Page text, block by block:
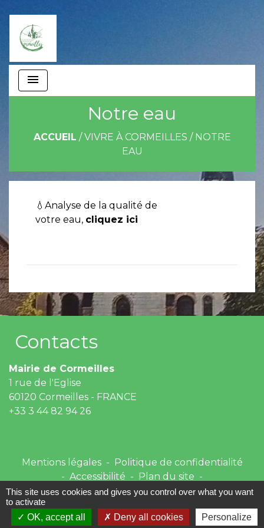
menu
Notre eau
ACCUEIL /VIVRE À CORMEILLES / NOTRE
EAU
💧Analyse de la qualité de
votre eau, cliquez ici
Contacts
Mairie de Cormeilles
1 rue de l'Eglise
60120 Cormeilles - FRANCE
+33 3 44 82 94 26
Mentions légales - Politique de confidentialité
- Accessibilité - Plan du site -
Gestion des cookies
Site créé en partenariat avec Réseau des Communes
This site uses cookies and gives you control over what you want
to activate
OK, accept all
Deny all cookies Personalize